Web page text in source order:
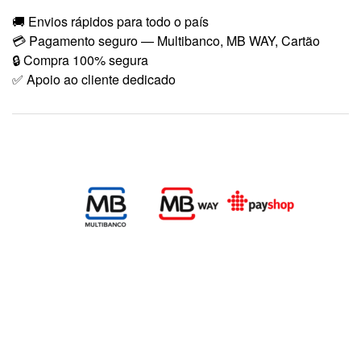
🚚 Envios rápidos para todo o país
💳 Pagamento seguro — Multibanco, MB WAY, Cartão
🔒 Compra 100% segura
✅ Apoio ao cliente dedicado